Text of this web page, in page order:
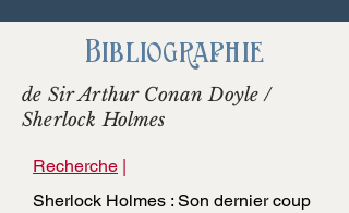
Bibliographie
de Sir Arthur Conan Doyle /
Sherlock Holmes
Recherche |
Sherlock Holmes : Son dernier coup